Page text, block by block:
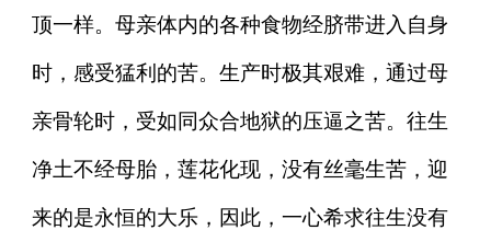
顶一样。母亲体内的各种食物经脐带进入自身
时，感受猛利的苦。生产时极其艰难，通过母
亲骨轮时，受如同众合地狱的压逼之苦。往生
净土不经母胎，莲花化现，没有丝毫生苦，迎
来的是永恒的大乐，因此，一心希求往生没有